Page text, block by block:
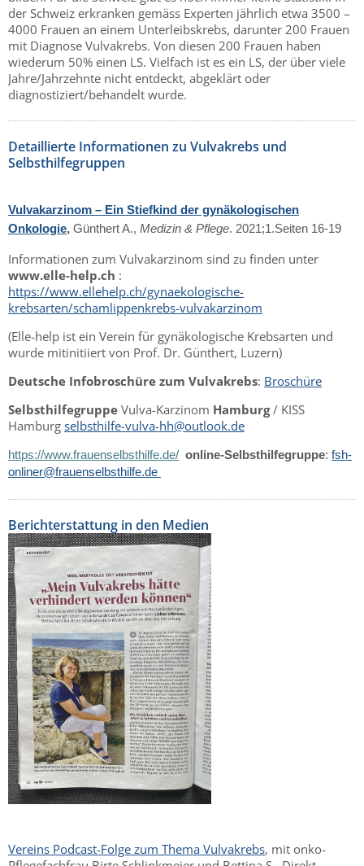
der Schweiz erkranken gemäss Experten jährlich etwa 3500 –
4000 Frauen an einem Unterleibskrebs, darunter 200 Frauen
mit Diagnose Vulvakrebs. Von diesen 200 Frauen haben
wiederum 50% einen LS. Vielfach ist es ein LS, der über viele
Jahre/Jahrzehnte nicht entdeckt, abgeklärt oder
diagnostiziert/behandelt wurde.
Detaillierte Informationen zu Vulvakrebs und
Selbsthilfegruppen
Vulvakarzinom – Ein Stiefkind der gynäkologischen
Onkologie, Günthert A., Medizin & Pflege. 2021;1.Seiten 16-19
Informationen zum Vulvakarzinom sind zu finden unter
www.elle-help.ch :
https://www.ellehelp.ch/gynaekologische-
krebsarten/schamlippenkrebs-vulvakarzinom
(Elle-help ist ein Verein für gynäkologische Krebsarten und
wurde mitinitiiert von Prof. Dr. Günthert, Luzern)
Deutsche Infobroschüre zum Vulvakrebs: Broschüre
Selbsthilfegruppe Vulva-Karzinom Hamburg/ KISS
Hamburg selbsthilfe-vulva-hh@outlook.de
https://www.frauenselbsthilfe.de/ online-Selbsthilfegruppe: fsh-
onliner@frauenselbsthilfe.de
Berichterstattung in den Medien
Vereins Podcast-Folge zum Thema Vulvakrebs, mit onko-